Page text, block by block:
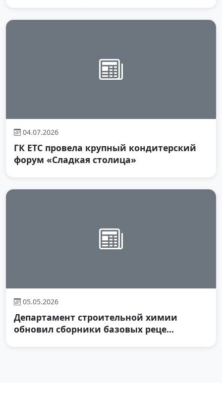
04.07.2026
ГК ЕТС провела крупный кондитерский
форум «Сладкая столица»
05.05.2026
Департамент строительной химии
обновил сборники базовых реце...